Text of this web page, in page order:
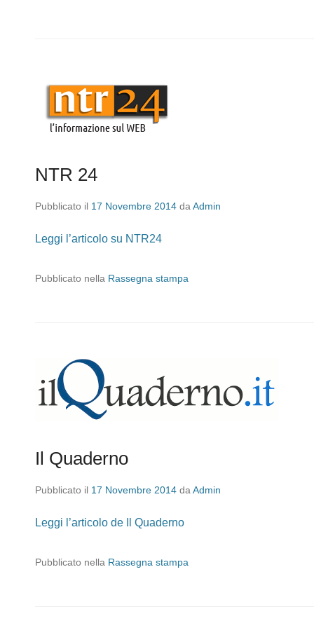
NTR 24
Pubblicato il 17 Novembre 2014 da Admin
Leggi l’articolo su NTR24
Pubblicato nella Rassegna stampa
Il Quaderno
Pubblicato il 17 Novembre 2014 da Admin
Leggi l’articolo de Il Quaderno
Pubblicato nella Rassegna stampa